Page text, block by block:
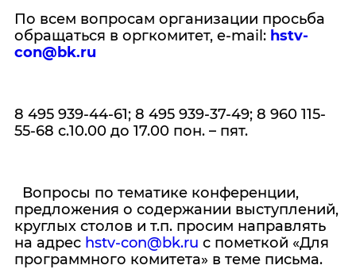
По всем вопросам организации просьба
обращаться в оргкомитет, e-mail: hstv-
con@bk.ru
8 495 939-44-61; 8 495 939-37-49; 8 960 115-
55-68 с.10.00 до 17.00 пон. – пят.
Вопросы по тематике конференции,
предложения о содержании выступлений,
круглых столов и т.п. просим направлять
на адрес hstv-con@bk.ru с пометкой «Для
программного комитета» в теме письма.